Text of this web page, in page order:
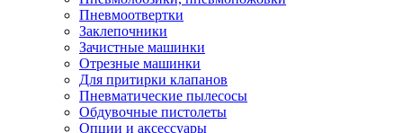
Пневмоотвертки
Заклепочники
Зачистные машинки
Отрезные машинки
Для притирки клапанов
Пневматические пылесосы
Обдувочные пистолеты
Опции и аксессуары